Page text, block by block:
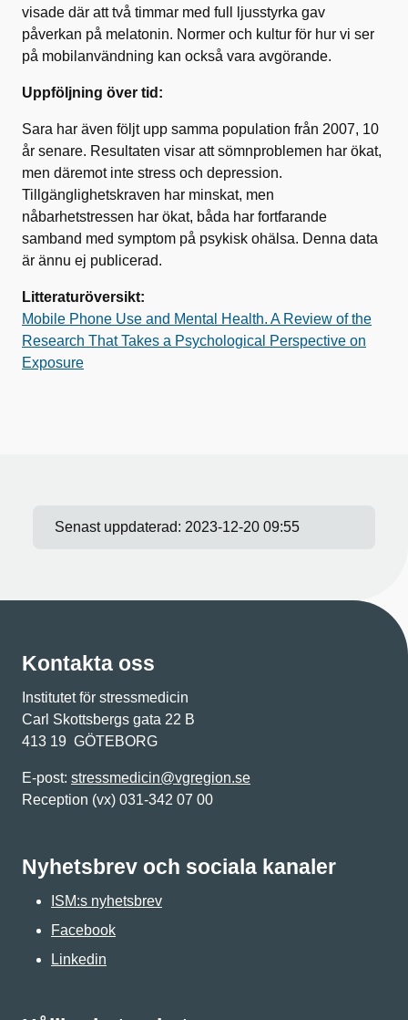
visade där att två timmar med full ljusstyrka gav
påverkan på melatonin. Normer och kultur för hur vi ser
på mobilanvändning kan också vara avgörande.
Uppföljning över tid:
Sara har även följt upp samma population från 2007, 10
år senare. Resultaten visar att sömnproblemen har ökat,
men däremot inte stress och depression.
Tillgänglighetskraven har minskat, men
nåbarhetstressen har ökat, båda har fortfarande
samband med symptom på psykisk ohälsa. Denna data
är ännu ej publicerad.
Litteraturöversikt:
Mobile Phone Use and Mental Health. A Review of the
Research That Takes a Psychological Perspective on
Exposure
Senast uppdaterad: 2023-12-20 09:55
Kontakta oss
Institutet för stressmedicin
Carl Skottsbergs gata 22 B
413 19 GÖTEBORG
E-post: stressmedicin@vgregion.se
Reception (vx) 031-342 07 00
Nyhetsbrev och sociala kanaler
ISM:s nyhetsbrev
Facebook
Linkedin